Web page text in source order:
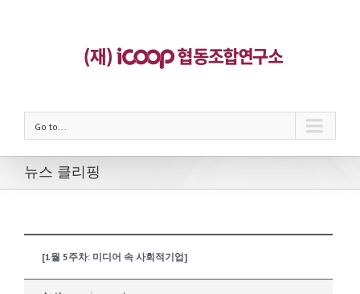
Go to...
뉴스 클리핑
[1월 5주차: 미디어 속 사회적기업]